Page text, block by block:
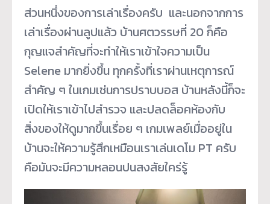
ส่วนหนึ่งของการเล่าเรื่องครับ และนอกจากการ
เล่าเรื่องผ่านลูปแล้ว บ้านศตวรรษที่ 20 ก็คือ
กุญแจสำคัญที่จะทำให้เราเข้าใจความเป็น
Selene มากยิ่งขึ้น ทุกครั้งที่เราผ่านเหตุการณ์
สำคัญ ๆ ในเกมเช่นการปราบบอส บ้านหลังนี้ก็จะ
เปิดให้เราเข้าไปสำรวจ และปลดล็อคห้องกับ
สิ่งของให้ดูมากขึ้นเรื่อย ๆ เกมเพลย์เมื่ออยู่ใน
บ้านจะให้ความรู้สึกเหมือนเราเล่นเดโม PT ครับ
คือมันจะมีความหลอนปนสงสัยใคร่รู้